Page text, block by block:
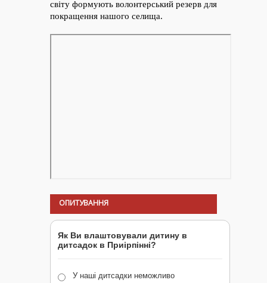
ОПИТУВАННЯ
Як Ви влаштовували дитину в
дитсадок в Приірпінні?
У наші дитсадки неможливо